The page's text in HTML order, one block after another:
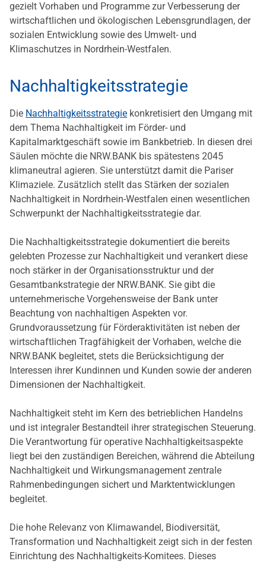
gezielt Vorhaben und Programme zur Verbesserung der
wirtschaftlichen und ökologischen Lebensgrundlagen, der
sozialen Entwicklung sowie des Umwelt- und
Klimaschutzes in Nordrhein-Westfalen.
Nachhaltigkeitsstrategie
Die Nachhaltigkeitsstrategie konkretisiert den Umgang mit
dem Thema Nachhaltigkeit im Förder- und
Kapitalmarktgeschäft sowie im Bankbetrieb. In diesen drei
Säulen möchte die NRW.BANK bis spätestens 2045
klimaneutral agieren. Sie unterstützt damit die Pariser
Klimaziele. Zusätzlich stellt das Stärken der sozialen
Nachhaltigkeit in Nordrhein-Westfalen einen wesentlichen
Schwerpunkt der Nachhaltigkeitsstrategie dar.
Die Nachhaltigkeitsstrategie dokumentiert die bereits
gelebten Prozesse zur Nachhaltigkeit und verankert diese
noch stärker in der Organisationsstruktur und der
Gesamtbankstrategie der NRW.BANK. Sie gibt die
unternehmerische Vorgehensweise der Bank unter
Beachtung von nachhaltigen Aspekten vor.
Grundvoraussetzung für Förderaktivitäten ist neben der
wirtschaftlichen Tragfähigkeit der Vorhaben, welche die
NRW.BANK begleitet, stets die Berücksichtigung der
Interessen ihrer Kundinnen und Kunden sowie der anderen
Dimensionen der Nachhaltigkeit.
Nachhaltigkeit steht im Kern des betrieblichen Handelns
und ist integraler Bestandteil ihrer strategischen Steuerung.
Die Verantwortung für operative Nachhaltigkeitsaspekte
liegt bei den zuständigen Bereichen, während die Abteilung
Nachhaltigkeit und Wirkungsmanagement zentrale
Rahmenbedingungen sichert und Marktentwicklungen
begleitet.
Die hohe Relevanz von Klimawandel, Biodiversität,
Transformation und Nachhaltigkeit zeigt sich in der festen
Einrichtung des Nachhaltigkeits-Komitees. Dieses